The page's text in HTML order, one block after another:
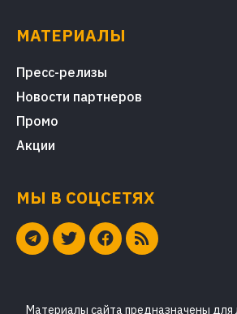
МАТЕРИАЛЫ
Пресс-релизы
Новости партнеров
Промо
Акции
МЫ В СОЦСЕТЯХ
Материалы сайта предназначены для